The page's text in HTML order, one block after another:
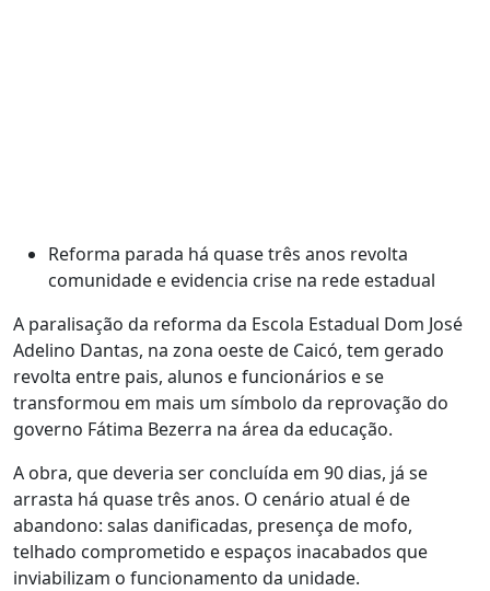
Reforma parada há quase três anos revolta
comunidade e evidencia crise na rede estadual
A paralisação da reforma da Escola Estadual Dom José
Adelino Dantas, na zona oeste de Caicó, tem gerado
revolta entre pais, alunos e funcionários e se
transformou em mais um símbolo da reprovação do
governo Fátima Bezerra na área da educação.
A obra, que deveria ser concluída em 90 dias, já se
arrasta há quase três anos. O cenário atual é de
abandono: salas danificadas, presença de mofo,
telhado comprometido e espaços inacabados que
inviabilizam o funcionamento da unidade.